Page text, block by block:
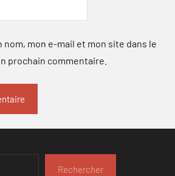
mon e-mail et mon site dans le
prochain commentaire.
Rechercher